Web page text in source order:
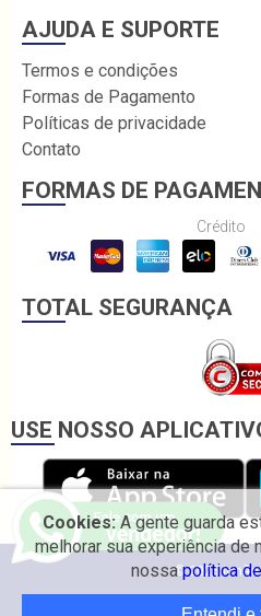
AJUDA E SUPORTE
Termos e condições
Formas de Pagamento
Políticas de privacidade
Contato
FORMAS DE
Crédito
TOTAL SEGURANÇA
USE NOSSO
Cookies:A gente guarda
melhorar sua experiência de
nossapolítica
© 2026